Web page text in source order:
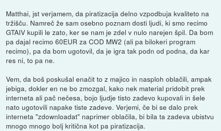
Matthai, jst verjamem, da piratizacija delno vzpodbuja kvaliteto na
tržišču. Namreč že sam osebno poznam dosti ljudi, ki smo recimo
GTAIV kupili le zato, ker se nam je zdel v nulo narejen špil. Da bom
pa dajal recimo 60EUR za COD MW2 (ali pa bilokeri program
recimo), pa da bom ugotovil, da je igra tak podn od podna, da kar
res ni, to pa ne.
Vem, da boš poskušal enačit to z majico in nasploh oblačili, ampak
jebiga, dokler en ne bo zmozgal, kako nek material pridobit prek
interneta ali pač nečesa, bojo ljudje tisto zadevo kupovali in šele
nato ugotovili napake tiste zadeve. Verjemi, če bi se dalo prek
interneta "zdownloadat" naprimer oblačila, bi bila ta zadeva ubistvu
mnogo mnogo bolj kritična kot pa piratizacija.